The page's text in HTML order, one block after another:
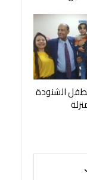
الشنودة